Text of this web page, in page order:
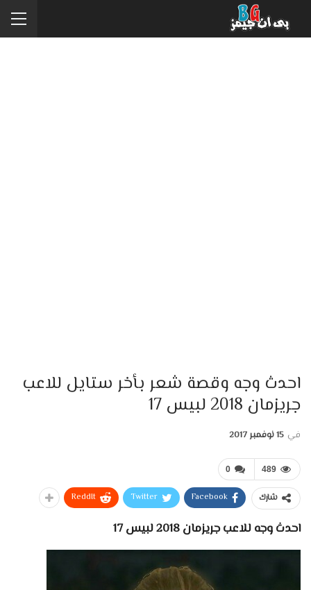
احدث وجه وقصة شعر بأخر ستايل للاعب
جريزمان 2018 لبيس 17
في 15 نوفمبر 2017
0 489
شارك Facebook
Twitter
ReddIt
احدث وجه للاعب جريزمان 2018 لبيس 17